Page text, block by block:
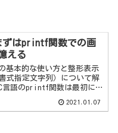
ずはprintf関数での画
える
本的な使い方と整形表示
書式指定文字列）について解
言語のprintf関数は最初に覚
2021.01.07